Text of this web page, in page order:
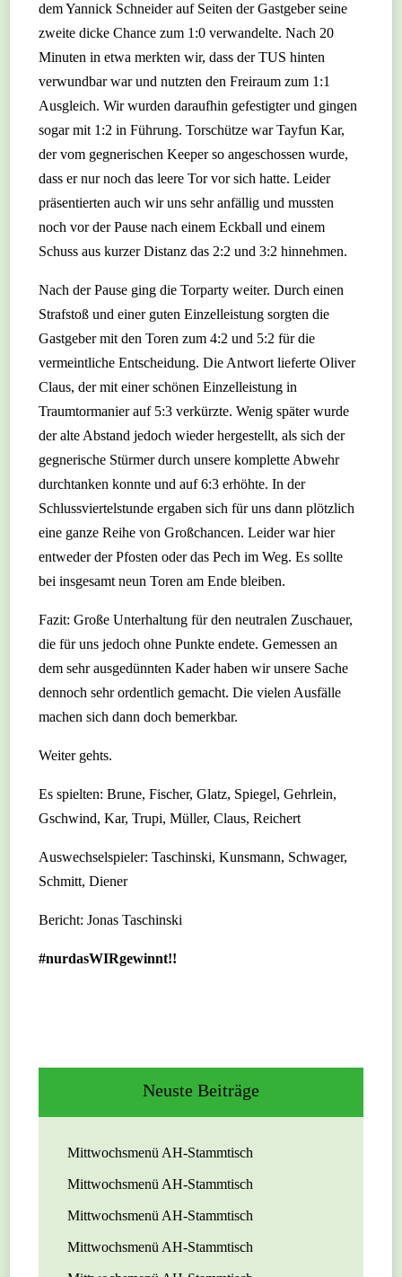
dem Yannick Schneider auf Seiten der Gastgeber seine
zweite dicke Chance zum 1:0 verwandelte. Nach 20
Minuten in etwa merkten wir, dass der TUS hinten
verwundbar war und nutzten den Freiraum zum 1:1
Ausgleich. Wir wurden daraufhin gefestigter und gingen
sogar mit 1:2 in Führung. Torschütze war Tayfun Kar,
der vom gegnerischen Keeper so angeschossen wurde,
dass er nur noch das leere Tor vor sich hatte. Leider
präsentierten auch wir uns sehr anfällig und mussten
noch vor der Pause nach einem Eckball und einem
Schuss aus kurzer Distanz das 2:2 und 3:2 hinnehmen.
Nach der Pause ging die Torparty weiter. Durch einen
Strafstoß und einer guten Einzelleistung sorgten die
Gastgeber mit den Toren zum 4:2 und 5:2 für die
vermeintliche Entscheidung. Die Antwort lieferte Oliver
Claus, der mit einer schönen Einzelleistung in
Traumtormanier auf 5:3 verkürzte. Wenig später wurde
der alte Abstand jedoch wieder hergestellt, als sich der
gegnerische Stürmer durch unsere komplette Abwehr
durchtanken konnte und auf 6:3 erhöhte. In der
Schlussviertelstunde ergaben sich für uns dann plötzlich
eine ganze Reihe von Großchancen. Leider war hier
entweder der Pfosten oder das Pech im Weg. Es sollte
bei insgesamt neun Toren am Ende bleiben.
Fazit: Große Unterhaltung für den neutralen Zuschauer,
die für uns jedoch ohne Punkte endete. Gemessen an
dem sehr ausgedünnten Kader haben wir unsere Sache
dennoch sehr ordentlich gemacht. Die vielen Ausfälle
machen sich dann doch bemerkbar.
Weiter gehts.
Es spielten: Brune, Fischer, Glatz, Spiegel, Gehrlein,
Gschwind, Kar, Trupi, Müller, Claus, Reichert
Auswechselspieler: Taschinski, Kunsmann, Schwager,
Schmitt, Diener
Bericht: Jonas Taschinski
#nurdasWIRgewinnt!!
Neuste Beiträge
Mittwochsmenü AH-Stammtisch
Mittwochsmenü AH-Stammtisch
Mittwochsmenü AH-Stammtisch
Mittwochsmenü AH-Stammtisch